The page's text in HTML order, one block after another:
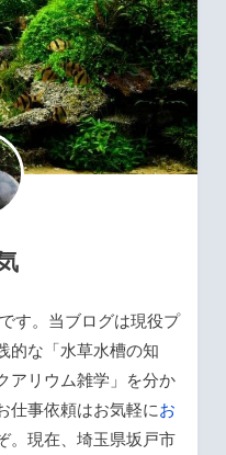
です。当ブログは現役プ
的な「水草水槽の知
アリウム雑学」を分か
仕事依頼はお気軽にお
。現在、埼玉県坂戸市